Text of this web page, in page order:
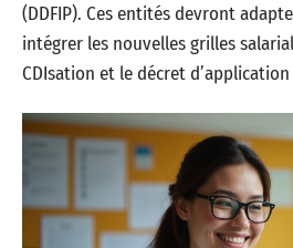
(DDFIP). Ces entités devront
intégrer les nouvelles grilles
CDIsation et le décret d’application